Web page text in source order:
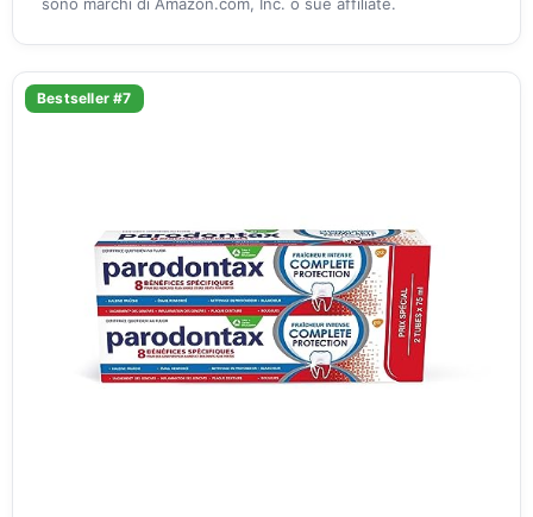
Bestseller #7